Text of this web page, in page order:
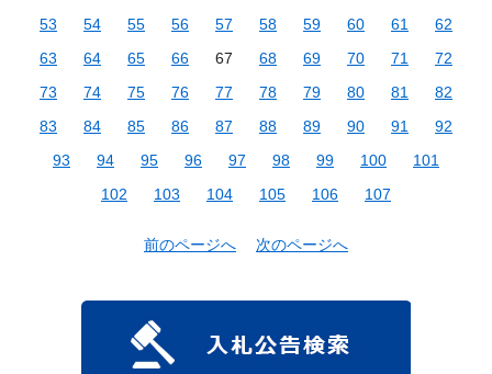
53
54 55 56 57 58 59 60 61
62
63
64 65 66 67 68 69 70 71
72
73
74 75 76 77 78 79 80 81
82
83
84 85 86 87 88 89 90 91
92
93
94 95 96 97 98 99 100
101
102
103 104 105 106 107
前のページへ 次のページへ